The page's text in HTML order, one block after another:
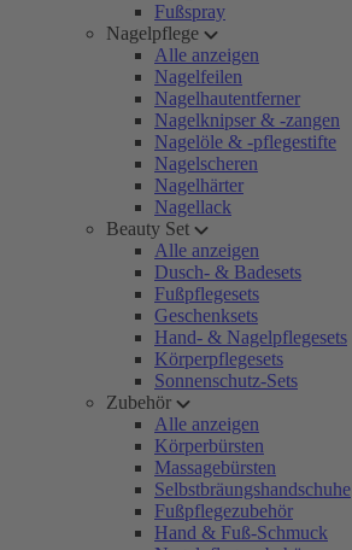
Fußspray
Nagelpflege
Alle anzeigen
Nagelfeilen
Nagelhautentferner
Nagelknipser & -zangen
Nagelöle & -pflegestifte
Nagelscheren
Nagelhärter
Nagellack
Beauty Set
Alle anzeigen
Dusch- & Badesets
Fußpflegesets
Geschenksets
Hand- & Nagelpflegesets
Körperpflegesets
Sonnenschutz-Sets
Zubehör
Alle anzeigen
Körperbürsten
Massagebürsten
Selbstbräungshandschuhe
Fußpflegezubehör
Hand & Fuß-Schmuck